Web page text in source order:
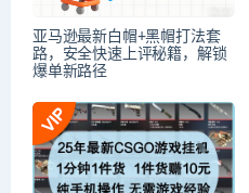
亚马逊最新白帽+黑帽打法套
路，安全快速上评秘籍，解锁
爆单新路径